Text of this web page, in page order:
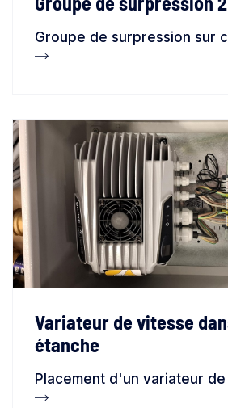
Groupe de surpression
Variateur de vitesse
étanche